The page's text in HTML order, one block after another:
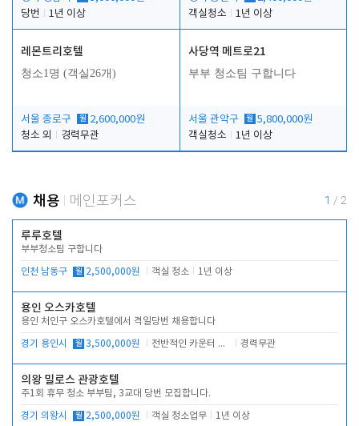
당번
1년 이상
객실청소
1년 이상
레몬트리호텔
청소1명 (객실26개)
서울 종로구 월 2,600,000원
청소 외
경력무관
사당역 메트로21
부부 청소팀 구합니다
서울 관악구 월 5,800,000원
객실청소
1년 이상
채용 메인포커스 1 / 2
루루호텔
부부청소팀 구합니다
인천 남동구 월 2,500,000원 객실 청소 1년 이상
용인 오스카호텔
용인 처인구 오스카호텔에서 격일당번 채용합니다
경기 용인시 월 3,500,000원 전반적인 카운터 업무 경력무관
의왕 밀로스 관광호텔
주1회 휴무 청소 부부팀, 3교대 당번 모집합니다.
경기 의왕시 월 2,500,000원 객실 청소업무 1년 이상